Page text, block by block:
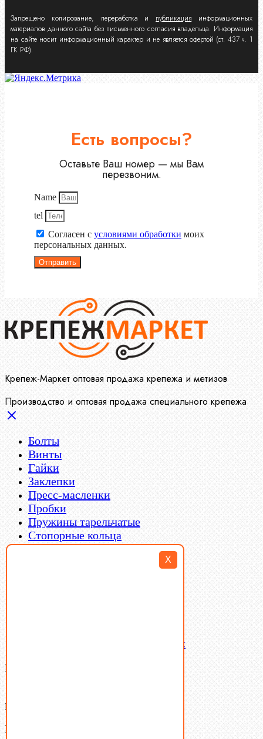
X
Запрещено копирование, переработка и публикация информационных
материалов данного сайта без письменного согласия владельца. Информация
на сайте носит информационный характер и не является офертой (ст. 437 ч. 1
ГК РФ).
Есть вопросы?
Оставьте Ваш номер — мы Вам
перезвоним.
Name
tel
Согласен с условиями обработки моих
персональных данных.
Отправить
Крепеж-Маркет оптовая продажа крепежа и метизов
Производство и оптовая продажа специального крепежа
Болты
Винты
Гайки
Заклепки
Пресс-масленки
Пробки
Пружины тарельчатые
Стопорные кольца
Такелаж
Латунный и бронзовый крепеж
Ваша корзина
В корзине нет товаров.
Поиск